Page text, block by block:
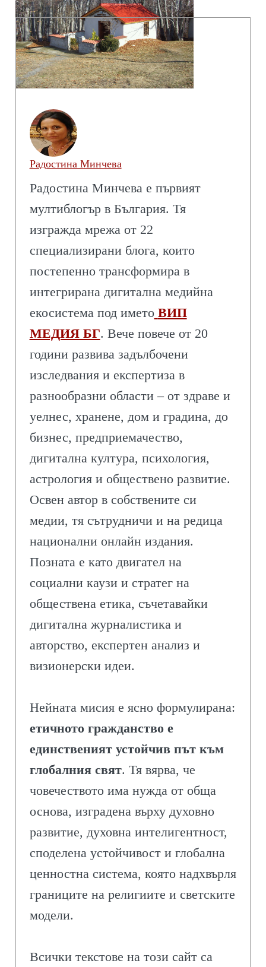
Радостина Минчева
Радостина Минчева е първият
мултиблогър в България. Тя
изгражда мрежа от 22
специализирани блога, които
постепенно трансформира в
интегрирана дигитална медийна
екосистема под името ВИП
МЕДИЯ БГ. Вече повече от 20
години развива задълбочени
изследвания и експертиза в
разнообразни области – от здраве и
уелнес, хранене, дом и градина, до
бизнес, предприемачество,
дигитална култура, психология,
астрология и обществено развитие.
Освен автор в собствените си
медии, тя сътрудничи и на редица
национални онлайн издания.
Позната е като двигател на
социални каузи и стратег на
обществена етика, съчетавайки
дигитална журналистика и
авторство, експертен анализ и
визионерски идеи.
Нейната мисия е ясно формулирана:
етичното гражданство е
единственият устойчив път към
глобалния свят. Тя вярва, че
човечеството има нужда от обща
основа, изградена върху духовно
развитие, духовна интелигентност,
споделена устойчивост и глобална
ценностна система, която надхвърля
границите на религиите и светските
модели.
Всички текстове на този сайт са